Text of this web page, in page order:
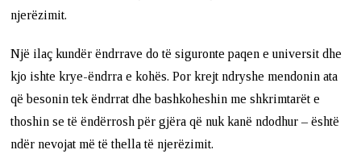
njerëzimit.
Një ilaç kundër ëndrrave do të siguronte paqen e universit dhe
kjo ishte krye-ëndrra e kohës. Por krejt ndryshe mendonin ata
që besonin tek ëndrrat dhe bashkoheshin me shkrimtarët e
thoshin se të ëndërrosh për gjëra që nuk kanë ndodhur – është
ndër nevojat më të thella të njerëzimit.